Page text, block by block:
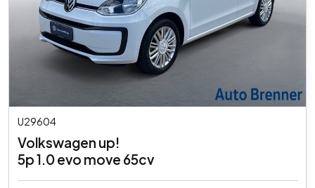
U29604
Volkswagen up!
5p 1.0 evo move 65cv